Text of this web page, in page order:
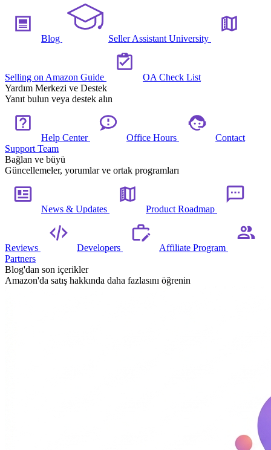
Blog Seller Assistant University
Selling on Amazon Guide
OA Check List
Yardım Merkezi ve Destek
Yanıt bulun veya destek alın
Help Center Office Hours
Contact
Support Team
Bağlan ve büyü
Güncellemeler, yorumlar ve ortak programları
News & Updates Product Roadmap
Reviews Developers
Affiliate Program
Partners
Blog'dan son içerikler
Amazon'da satış hakkında daha fazlasını öğrenin